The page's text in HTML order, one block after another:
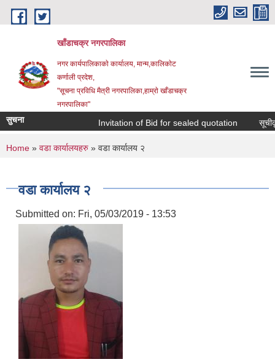
Skip to main content
खाँडाचक्र नगरपालिका
नगर कार्यपालिकाकाे कार्यालय, मान्म,कालिकाेट
क‍र्णाली प्रदेश,
"सूचना प्रविधि मैत्री नगरपालिका,हाम्राे खाँडाचक्र
नगरपालिका"
सुचना Invitation of Bid for sealed quotation
You are here
Home » वडा कार्यालयहरु » वडा कार्यालय २
वडा कार्यालय २
Submitted on: Fri, 05/03/2019 - 13:53